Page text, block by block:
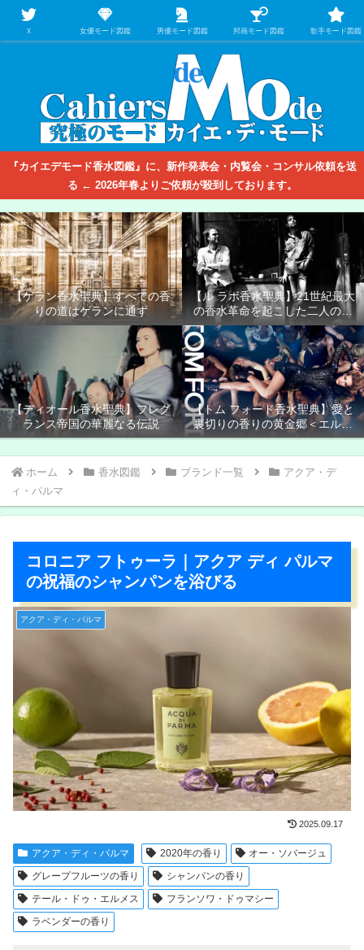
【映画/音楽の中のファッション＆香水】を徹底的に分析するファッション＆ア
パレル業界人のための学習サイト
『カイエデモード香水図鑑』に、新作発表会・内覧会・コンサル依頼を送
る ← 2026年春よりご依頼が殺到しております。
【ゲラン香水聖典】すべての香
りの道はゲランに通ず
【ル ラボ香水聖典】21世紀最大
の香水革命を起こした二人の男
たち
【ディオール香水聖典】フレグ
ランス帝国の華麗なる伝説
【トム フォード香水聖典】愛と
裏切りの香りの黄金郷＜エルド
ラド＞
ホーム 香水図鑑 ブランド一覧
アクア・デ
ィ・パルマ
コロニア フトゥーラ｜アクア ディ パルマ
の祝福のシャンパンを浴びる
アクア・ディ・パルマ
2025.09.17
アクア・ディ・パルマ 2020年の香り
オー・ソバージュ
グレープフルーツの香り
シャンパンの香り
テール・ドゥ・エルメス
フランソワ・ドゥマシー
ラベンダーの香り
Ｘ 女優モード図鑑 男優モード図鑑 邦画モード図鑑 歌手モード図鑑